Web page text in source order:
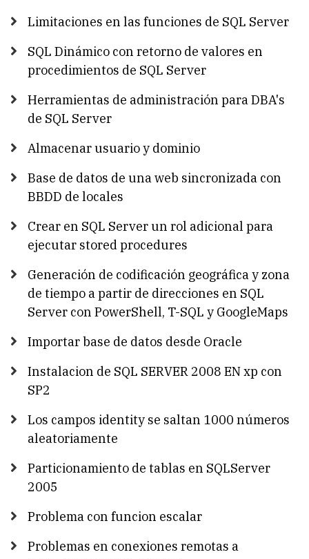
Limitaciones en las funciones de SQL Server
SQL Dinámico con retorno de valores en
procedimientos de SQL Server
Herramientas de administración para DBA's
de SQL Server
Almacenar usuario y dominio
Base de datos de una web sincronizada con
BBDD de locales
Crear en SQL Server un rol adicional para
ejecutar stored procedures
Generación de codificación geográfica y zona
de tiempo a partir de direcciones en SQL
Server con PowerShell, T-SQL y GoogleMaps
Importar base de datos desde Oracle
Instalacion de SQL SERVER 2008 EN xp con
SP2
Los campos identity se saltan 1000 números
aleatoriamente
Particionamiento de tablas en SQLServer
2005
Problema con funcion escalar
Problemas en conexiones remotas a